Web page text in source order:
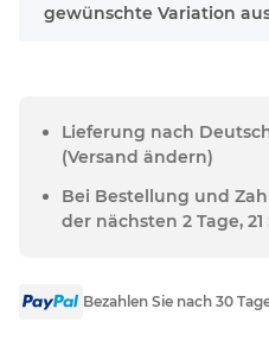
gewünschte Variation
Lieferung nach
(Versand ändern)
Bei Bestellung und
der nächsten 2 Tage,
Bezahlen Sie nach 30